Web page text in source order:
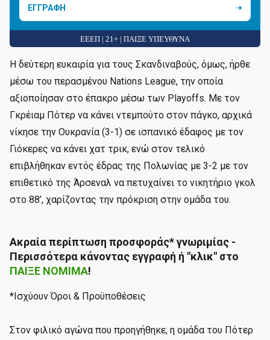
ΕΓΓΡΑΦΗ
ΕΕΕΠ | 21+ | ΠΑΙΞΕ ΥΠΕΥΘΥΝΑ
Η δεύτερη ευκαιρία για τους Σκανδιναβούς, όμως, ήρθε
μέσω του περασμένου Nations League, την οποία
αξιοποίησαν στο έπακρο μέσω των Playoffs. Με τον
Γκρέιαμ Πότερ να κάνει ντεμπούτο στον πάγκο, αρχικά
νίκησε την Ουκρανία (3-1) σε ισπανικό έδαφος με τον
Γιόκερες να κάνει χατ τρικ, ενώ στον τελικό
επιβλήθηκαν εντός έδρας της Πολωνίας με 3-2 με τον
επιθετικό της Άρσεναλ να πετυχαίνει το νικητήριο γκολ
στο 88’, χαρίζοντας την πρόκριση στην ομάδα του.
Ακραία περίπτωση προσφοράς* γνωριμίας -
Περισσότερα κάνοντας εγγραφή ή "κλικ" στο
ΠΑΙΞΕ ΝΟΜΙΜΑ!
*Ισχύουν Όροι & Προϋποθέσεις
Στον φιλικό αγώνα που προηγήθηκε, η ομάδα του Πότερ